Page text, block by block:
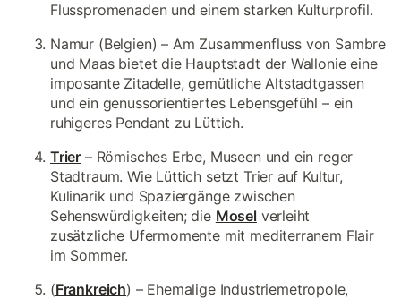
Flusspromenaden und einem starken Kulturprofil.
Namur (Belgien) – Am Zusammenfluss von Sambre
und Maas bietet die Hauptstadt der Wallonie eine
imposante Zitadelle, gemütliche Altstadtgassen
und ein genussorientiertes Lebensgefühl – ein
ruhigeres Pendant zu Lüttich.
Trier – Römisches Erbe, Museen und ein reger
Stadtraum. Wie Lüttich setzt Trier auf Kultur,
Kulinarik und Spaziergänge zwischen
Sehenswürdigkeiten; die Mosel verleiht
zusätzliche Ufermomente mit mediterranem Flair
im Sommer.
(Frankreich) – Ehemalige Industriemetropole,